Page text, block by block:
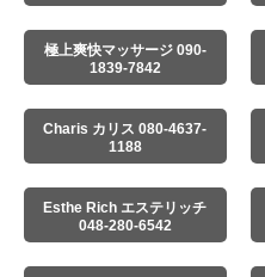
極上爽快マッサージ 090-
1839-7842
Charis カリス 080-4637-
1188
Esthe Rich エステリッチ
048-280-6542